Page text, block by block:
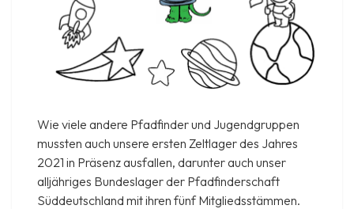
Wie viele andere Pfadfinder und Jugendgruppen
mussten auch unsere ersten Zeltlager des Jahres
2021 in Präsenz ausfallen, darunter auch unser
alljähriges Bundeslager der Pfadfinderschaft
Süddeutschland mit ihren fünf Mitgliedsstämmen.